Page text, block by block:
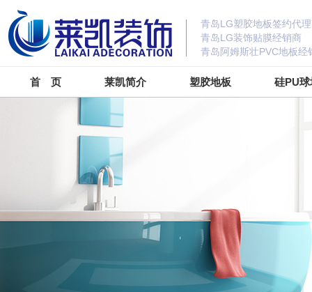
青岛LG塑胶地板签约代
青岛LG装饰贴膜经销商
青岛阿姆斯壮PVC地板经
首 页 莱凯简介 塑胶地板 硅PU球